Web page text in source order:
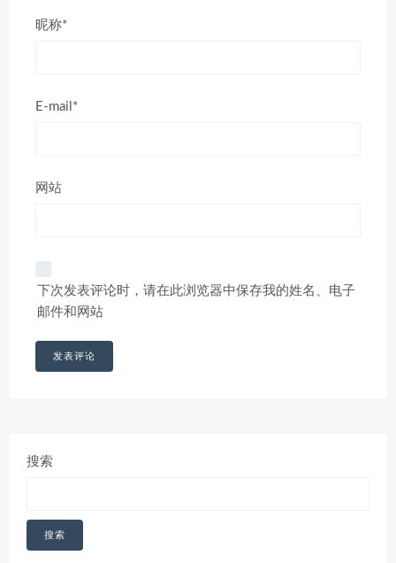
昵称*
E-mail*
网站
下次发表评论时，请在此浏览器中保存我的姓名、电子
邮件和网站
搜索
搜索